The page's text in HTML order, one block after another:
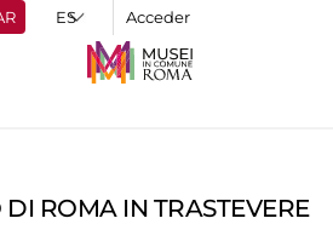
Acceder
DI ROMA IN TRASTEVERE